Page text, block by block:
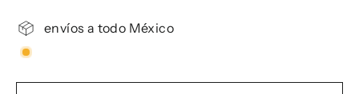
envíos a todo México